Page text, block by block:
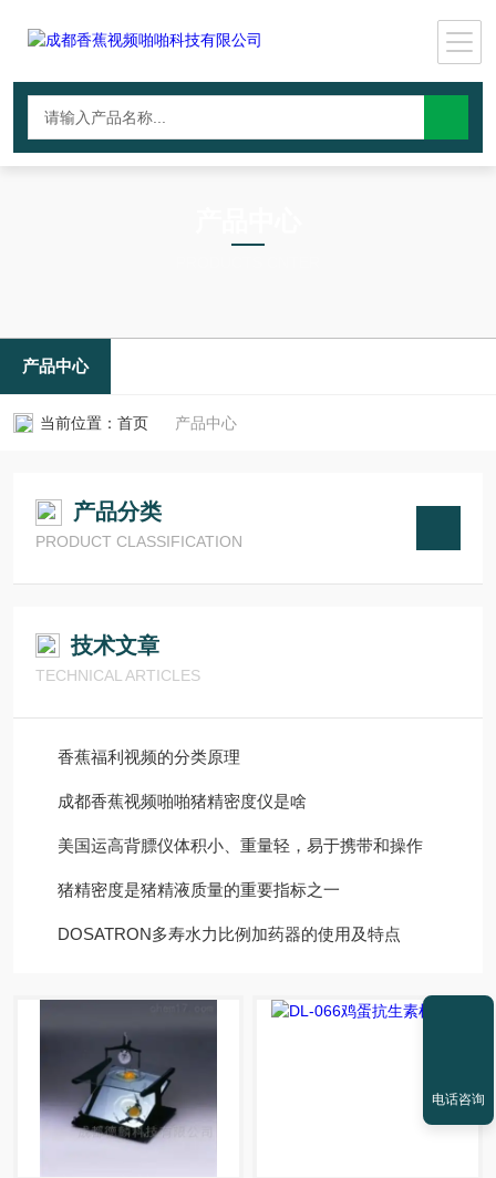
产品中心
当前位置： 首页 产品中心
产品分类
PRODUCT CLASSIFICATION
技术文章
TECHNICAL ARTICLES
香蕉福利视频的分类原理
成都香蕉视频啪啪猪精密度仪是啥
美国运高背膘仪体积小、重量轻，易于携带和操作
猪精密度是猪精液质量的重要指标之一
DOSATRON多寿水力比例加药器的使用及特点
电话咨询